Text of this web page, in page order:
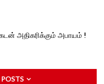
அதிகரிக்கும் அபாயம் !